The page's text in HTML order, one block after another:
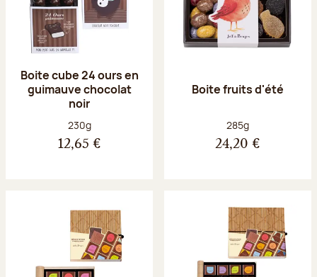
Boite cube 24 ours en
guimauve chocolat
noir
Poids net :
230g
12,65 €
Boite fruits d'été
Poids net :
285g
24,20 €